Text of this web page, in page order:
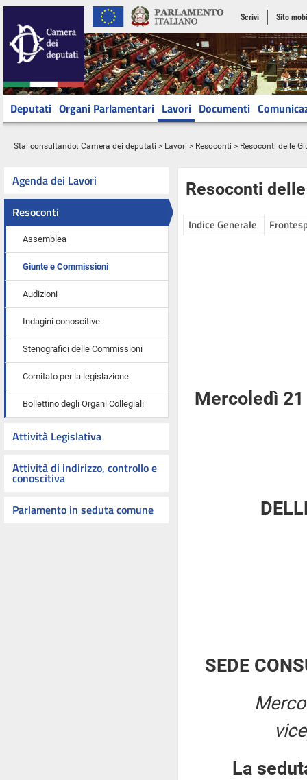
Scrivi Sito
Deputati Organi Parlamentari Lavori Documenti
Stai consultando: Camera dei deputati > Lavori > Resoconti > Resoconti delle
Agenda dei Lavori
Resoconti
Assemblea
Giunte e Commissioni
Audizioni
Indagini conoscitive
Stenografici delle Commissioni
Comitato per la legislazione
Bollettino degli Organi Collegiali
Attività Legislativa
Attività di indirizzo, controllo e
conoscitiva
Parlamento in seduta comune
Resoconti
Indice Generale
Mercoledì
SEDE
La